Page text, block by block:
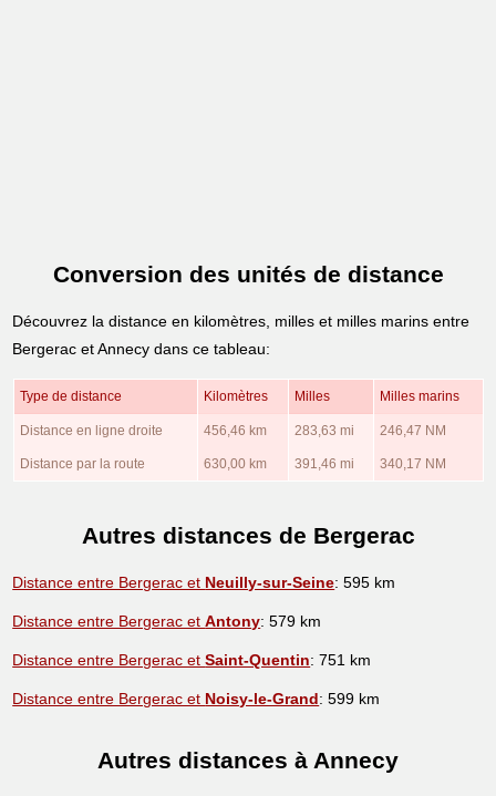
Conversion des unités de distance
Découvrez la distance en kilomètres, milles et milles marins entre
Bergerac et Annecy dans ce tableau:
Type de distance Kilomètres Milles Milles marins
Distance en ligne droite 456,46 km 283,63 mi 246,47 NM
Distance par la route 630,00 km 391,46 mi 340,17 NM
Autres distances de Bergerac
Distance entre Bergerac et Neuilly-sur-Seine: 595 km
Distance entre Bergerac etAntony: 579 km
Distance entre Bergerac etSaint-Quentin: 751 km
Distance entre Bergerac et Noisy-le-Grand: 599 km
Autres distances à Annecy